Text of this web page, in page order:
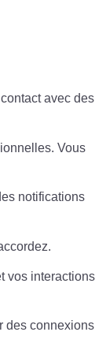
avec des
Vous
notifications
vos interactions
des connexions